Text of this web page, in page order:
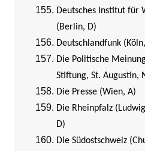
Deutsches Institut für
(Berlin, D)
Deutschlandfunk
Die Politische
Stiftung, St. Augustin,
Die Presse (Wien, A)
Die Rheinpfalz
D)
Die Südostschweiz